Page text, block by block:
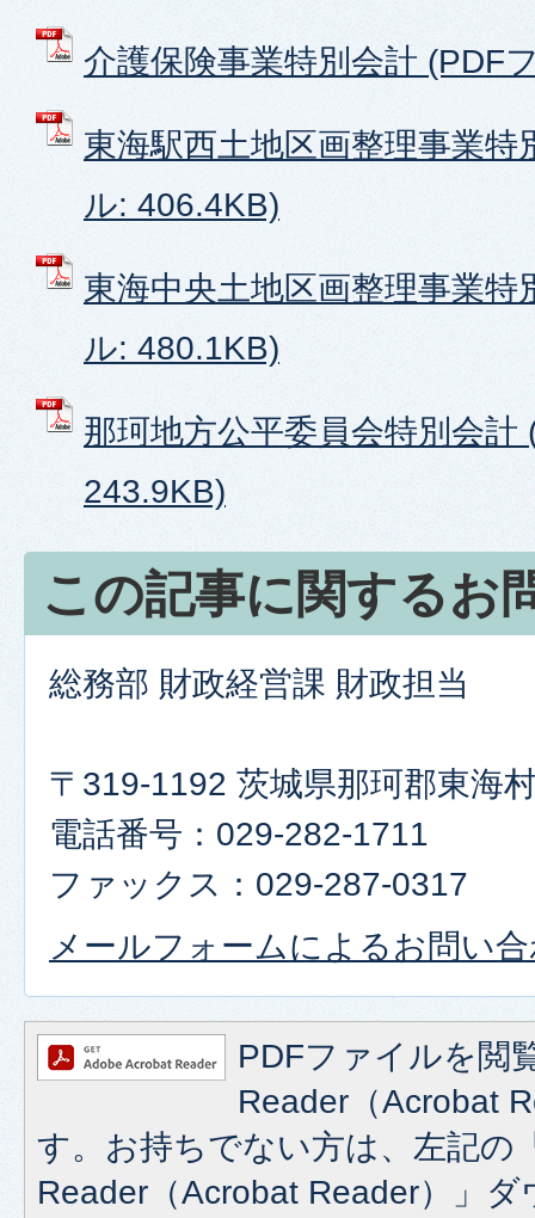
介護保険事業特別会計 (PDF
東海駅西土地区画整理事業特
ル: 406.4KB)
東海中央土地区画整理事業特
ル: 480.1KB)
那珂地方公平委員会特別会計
243.9KB)
この記事に関するお
総務部 財政経営課 財政担当
〒319-1192 茨城県那珂郡東海
電話番号：029-282-1711
ファックス：029-287-0317
メールフォームによるお問い
PDFファイルを閲
Reader（Acrobat
す。お持ちでない方は、左記の
Reader（Acrobat Reader）」